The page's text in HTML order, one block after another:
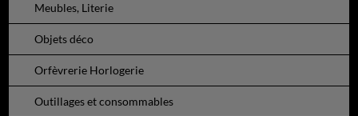
Meubles, Literie
Objets déco
Orfèvrerie Horlogerie
Outillages et consommables